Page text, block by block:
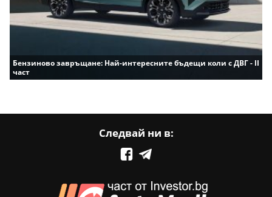
Бензиново завръщане: Най-интересните бъдещи коли с ДВГ - II
част
Следвай ни в: